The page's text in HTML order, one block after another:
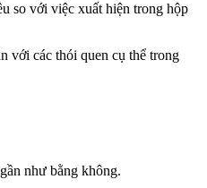
so với việc xuất hiện trong hộp
với các thói quen cụ thể trong
như bằng không.